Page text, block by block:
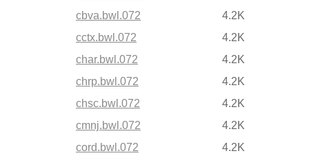
cbva.bwl.072
4.2K
cctx.bwl.072
4.2K
char.bwl.072
4.2K
chrp.bwl.072
4.2K
chsc.bwl.072
4.2K
cmnj.bwl.072
4.2K
cord.bwl.072
4.2K